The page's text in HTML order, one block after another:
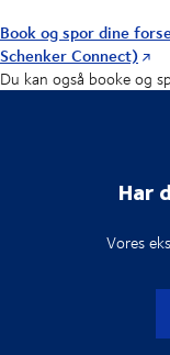
Book og spor dine
Schenker Connect)
Du kan også booke og
Har
Vores